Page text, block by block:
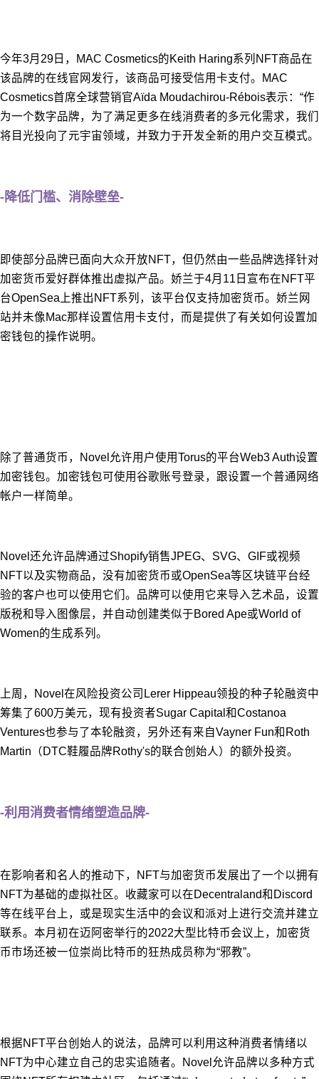
今年3月29日，MAC Cosmetics的Keith Haring系列NFT商品在
该品牌的在线官网发行，该商品可接受信用卡支付。MAC
Cosmetics首席全球营销官Aïda Moudachirou-Rébois表示：“作
为一个数字品牌，为了满足更多在线消费者的多元化需求，我们
将目光投向了元宇宙领域，并致力于开发全新的用户交互模式。
-降低门槛、消除壁垒-
即使部分品牌已面向大众开放NFT，但仍然由一些品牌选择针对
加密货币爱好群体推出虚拟产品。娇兰于4月11日宣布在NFT平
台OpenSea上推出NFT系列，该平台仅支持加密货币。娇兰网
站并未像Mac那样设置信用卡支付，而是提供了有关如何设置加
密钱包的操作说明。
除了普通货币，Novel允许用户使用Torus的平台Web3 Auth设置
加密钱包。加密钱包可使用谷歌账号登录，跟设置一个普通网络
帐户一样简单。
Novel还允许品牌通过Shopify销售JPEG、SVG、GIF或视频
NFT以及实物商品，没有加密货币或OpenSea等区块链平台经
验的客户也可以使用它们。品牌可以使用它来导入艺术品，设置
版税和导入图像层，并自动创建类似于Bored Ape或World of
Women的生成系列。
上周，Novel在风险投资公司Lerer Hippeau领投的种子轮融资中
筹集了600万美元，现有投资者Sugar Capital和Costanoa
Ventures也参与了本轮融资，另外还有来自Vayner Fun和Roth
Martin（DTC鞋履品牌Rothy's的联合创始人）的额外投资。
-利用消费者情绪塑造品牌-
在影响者和名人的推动下，NFT与加密货币发展出了一个以拥有
NFT为基础的虚拟社区。收藏家可以在Decentraland和Discord
等在线平台上，或是现实生活中的会议和派对上进行交流并建立
联系。本月初在迈阿密举行的2022大型比特币会议上，加密货
币市场还被一位崇尚比特币的狂热成员称为“邪教”。
根据NFT平台创始人的说法，品牌可以利用这种消费者情绪以
NFT为中心建立自己的忠实追随者。Novel允许品牌以多种方式